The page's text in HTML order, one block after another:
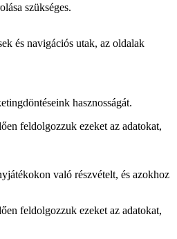
szükséges.
és navigációs utak, az oldalak
hasznosságát.
feldolgozzuk ezeket az adatokat,
való részvételt, és azokhoz
feldolgozzuk ezeket az adatokat,